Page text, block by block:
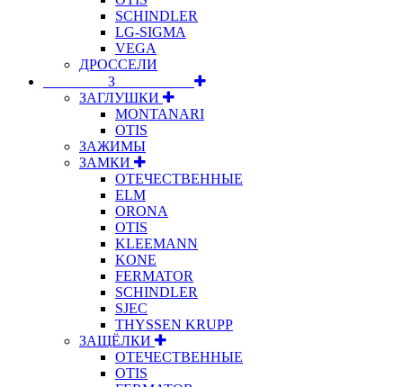
SCHINDLER
LG-SIGMA
VEGA
ДРОССЕЛИ
⠀⠀⠀⠀⠀⠀З⠀⠀⠀⠀⠀⠀⠀
ЗАГЛУШКИ
MONTANARI
OTIS
ЗАЖИМЫ
ЗАМКИ
ОТЕЧЕСТВЕННЫЕ
ELM
ORONA
OTIS
KLEEMANN
KONE
FERMATOR
SCHINDLER
SJEC
THYSSEN KRUPP
ЗАЩЁЛКИ
ОТЕЧЕСТВЕННЫЕ
OTIS